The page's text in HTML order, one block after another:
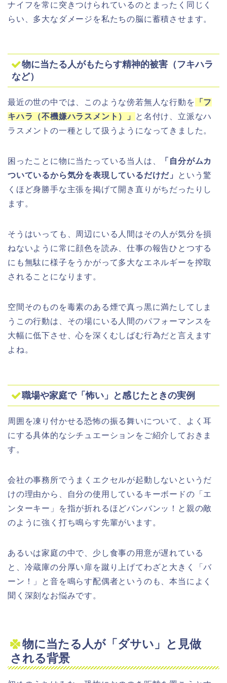
ナイフを常に突きつけられているのとまったく同じく
らい、多大なダメージを私たちの脳に蓄積させます。
物に当たる人がもたらす精神的被害（フキハラ
など）
最近の世の中では、このような傍若無人な行動を 「フ
キハラ（不機嫌ハラスメント）」
と名付け、立派なハ
ラスメントの一種として扱うようになってきました。
困ったことに物に当たっている当人は、
「自分がムカ
ついているから気分を表現しているだけだ」
という驚
くほど身勝手な主張を掲げて開き直りがちだったりし
ます。
そうはいっても、周辺にいる人間はその人が気分を損
ねないように常に顔色を読み、仕事の報告ひとつする
にも無駄に様子をうかがって多大なエネルギーを搾取
されることになります。
空間そのものを毒素のある煙で真っ黒に満たしてしま
うこの行動は、その場にいる人間のパフォーマンスを
大幅に低下させ、心を深くむしばむ行為だと言えます
よね。
職場や家庭で「怖い」と感じたときの実例
周囲を凍り付かせる恐怖の振る舞いについて、よく耳
にする具体的なシチュエーションをご紹介しておきま
す。
会社の事務所でうまくエクセルが起動しないというだ
けの理由から、自分の使用しているキーボードの「エ
ンターキー」を指が折れるほどバンバンッ！と親の敵
のように強く打ち鳴らす先輩がいます。
あるいは家庭の中で、少し食事の用意が遅れている
と、冷蔵庫の分厚い扉を蹴り上げてわざと大きく「バ
ーン！」と音を鳴らす配偶者というのも、本当によく
聞く深刻なお悩みです。
物に当たる人が「ダサい」と見做
される背景